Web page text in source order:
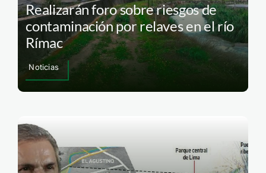
Realizarán foro sobre riesgos de
contaminación por relaves en el río
Rímac
Noticias